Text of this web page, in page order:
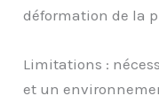
déformation de la
Limitations :
et un